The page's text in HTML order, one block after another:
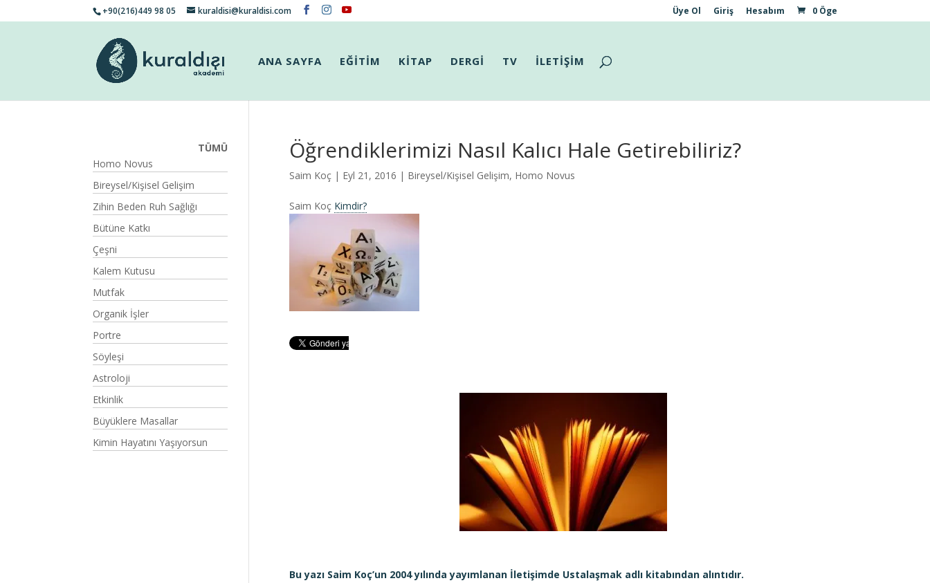
+90(216)449 98 05 kuraldisi@kuraldisi.com Üye Ol Giriş Hesabım 0 Öge
ANA SAYFA EĞİTİM KİTAP DERGİ TV İLETİŞİM
Öğrendiklerimizi Nasıl Kalıcı Hale Getirebiliriz?
Saim Koç| Eyl 21, 2016 | Bireysel/Kişisel Gelişim, Homo Novus
Saim Koç Kimdir?
Bu yazı Saim Koç’un 2004 yılında yayımlanan İletişimde Ustalaşmak adlı kitabından alıntıdır.
TÜMÜ
Homo Novus
Bireysel/Kişisel Gelişim
Zihin Beden Ruh Sağlığı
Bütüne Katkı
Çeşni
Kalem Kutusu
Mutfak
Organik İşler
Portre
Söyleşi
Astroloji
Etkinlik
Büyüklere Masallar
Kimin Hayatını Yaşıyorsun